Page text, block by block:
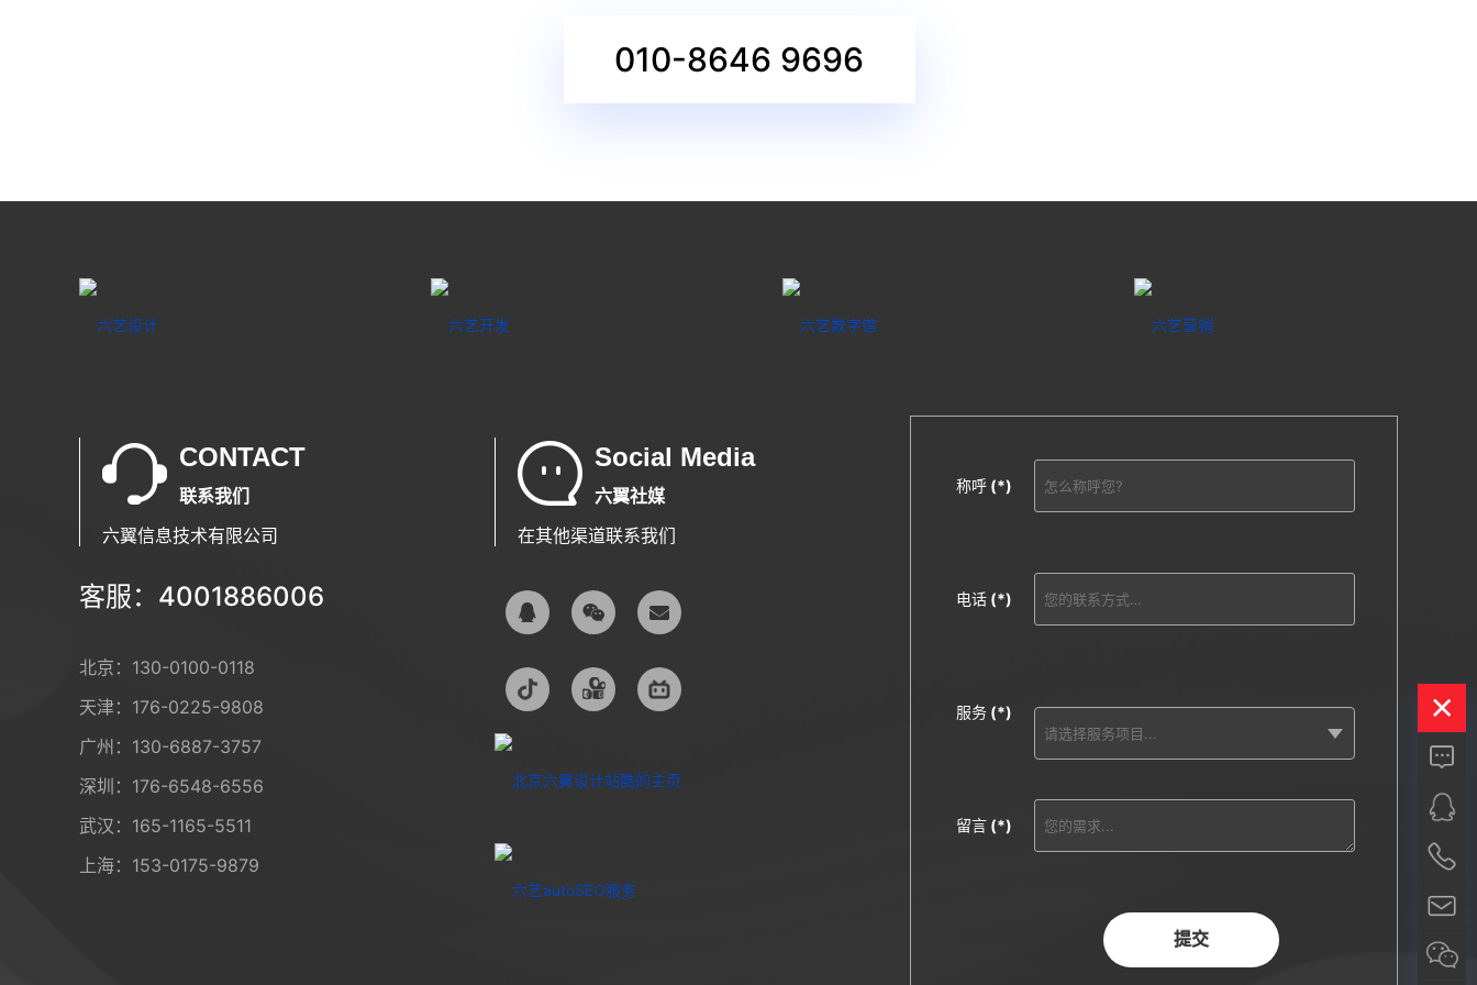
010-8646 9696
CONTACT
联系我们
六翼信息技术有限公司
客服：4001886006
北京： 130-0100-0118
天津： 176-0225-9808
广州： 130-6887-3757
深圳： 176-6548-6556
武汉： 165-1165-5511
上海： 153-0175-9879
Social Media
六翼社媒
在其他渠道联系我们
称呼 (*)
电话 (*)
服务 (*)
留言 (*)
提交